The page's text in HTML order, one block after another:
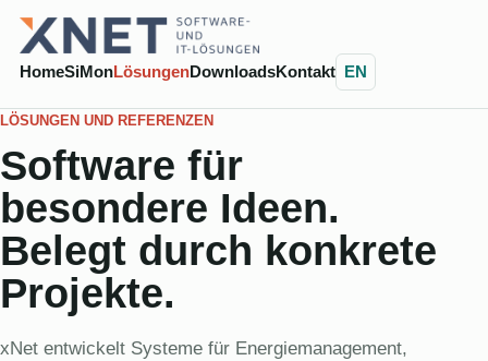
HomeSiMonLösungenDownloadsKontakt EN
LÖSUNGEN UND REFERENZEN
Software für
besondere Ideen.
Belegt durch konkrete
Projekte.
xNet entwickelt Systeme für Energiemanagement,